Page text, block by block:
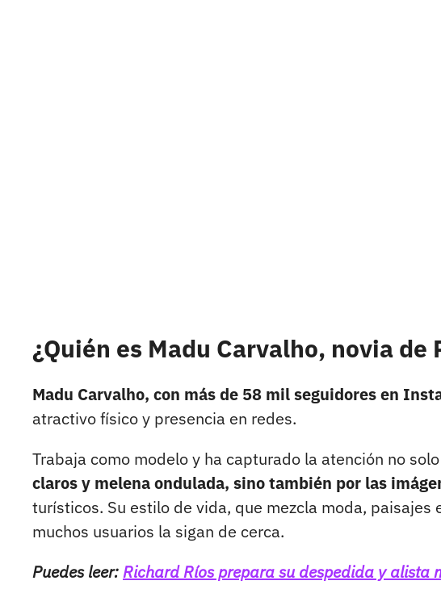
¿Quién es Madu Carvalho, novia de
Madu Carvalho, con más de 58 mil seguidores en
atractivo físico y presencia en redes.
Trabaja como modelo y ha capturado la atención no
claros y melena ondulada, sino también por las
turísticos. Su estilo de vida, que mezcla moda, paisajes
muchos usuarios la sigan de cerca.
Puedes leer:Richard Ríos prepara su despedida y alista